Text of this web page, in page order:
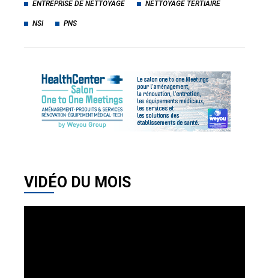
ENTREPRISE DE NETTOYAGE NETTOYAGE TERTIAIRE
NSI PNS
VIDÉO DU MOIS